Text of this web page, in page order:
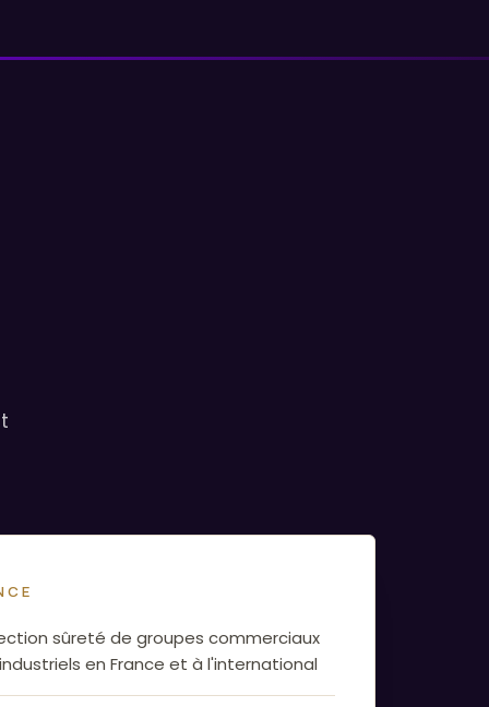
sûreté de groupes commerciaux
en France et à l'international